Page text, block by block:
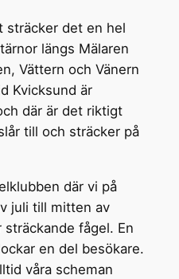
sträcker det en hel
längs Mälaren
Vättern och Vänern
Kvicksund är
där är det riktigt
till och sträcker på
där vi på
juli till mitten av
fågel. En
en del besökare.
våra scheman